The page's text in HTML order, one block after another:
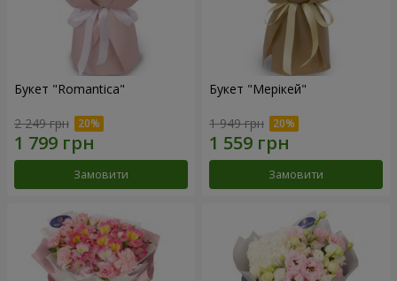
Букет "Romantica"
2 249 грн
Замовити
Букет "Мерікей"
1 949 грн
Замовити